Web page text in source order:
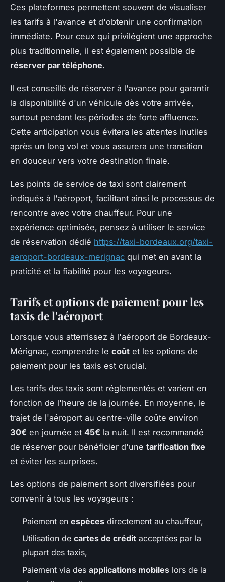
Ces plateformes permettent souvent de visualiser
les tarifs à l'avance et d'obtenir une confirmation
immédiate. Pour ceux qui privilégient une approche
plus traditionnelle, il est également possible de
réserver par téléphone.
Il est conseillé de réserver à l'avance pour garantir
la disponibilité d'un véhicule dès votre arrivée,
surtout pendant les périodes de forte affluence.
Cette anticipation vous évitera les attentes inutiles
après un long vol et vous assurera une transition
en douceur vers votre destination finale.
Les points de service de taxi sont clairement
indiqués à l'aéroport, facilitant ainsi le processus de
rencontre avec votre chauffeur. Pour une
expérience optimisée, pensez à utiliser le service
de réservation dédié https://taxi-bordeaux.org/taxi-
aeroport-bordeaux-merignac qui met en avant la
praticité et la fiabilité pour les voyageurs.
Tarifs et options de paiement pour les
taxis de l'aéroport
Lorsque vous atterrissez à l'aéroport de Bordeaux-
Mérignac, comprendre le coût et les options de
paiement pour les taxis est crucial.
Les tarifs des taxis sont réglementés et varient en
fonction de l'heure de la journée. En moyenne, le
trajet de l'aéroport au centre-ville coûte environ
30€ en journée et 45€ la nuit. Il est recommandé
de réserver pour bénéficier d'une tarification fixe
et éviter les surprises.
Les options de paiement sont diversifiées pour
convenir à tous les voyageurs :
Paiement en espèces directement au chauffeur,
Utilisation de cartes de crédit acceptées par la
plupart des taxis,
Paiement via des applications mobiles lors de la